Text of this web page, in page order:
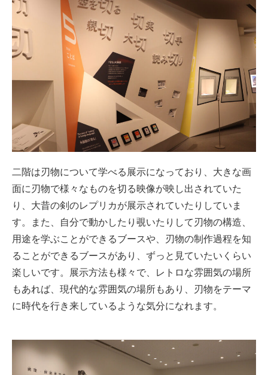
二階は刃物について学べる展示になっており、大きな画
面に刃物で様々なものを切る映像が映し出されていた
り、大昔の剣のレプリカが展示されていたりしていま
す。また、
自分で動かしたり覗いたりして刃物の構造、
用途を学ぶことができるブースや、刃物の制作過程を知
ることができるブースがあり、ずっと見ていたいくらい
楽しいです。
展示方法も様々で、レトロな雰囲気の場所
もあれば、現代的な雰囲気の場所もあり、刃物をテーマ
に時代を行き来しているような気分になれます。